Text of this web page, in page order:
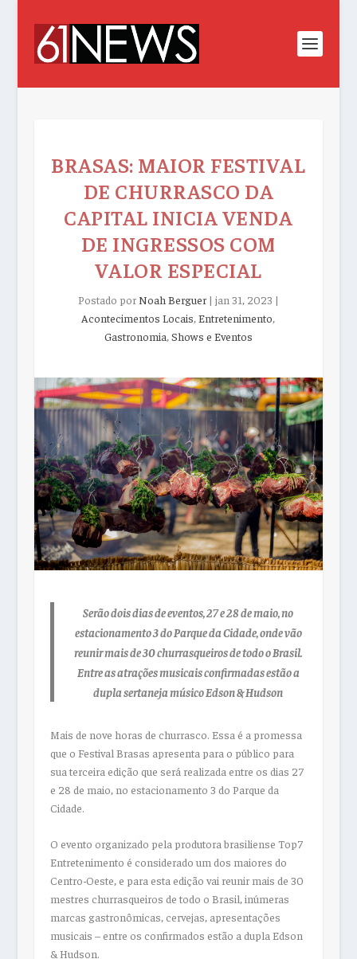
BRASAS: MAIOR FESTIVAL
DE CHURRASCO DA
CAPITAL INICIA VENDA
DE INGRESSOS COM
VALOR ESPECIAL
Postado por Noah Berguer| jan 31, 2023 |
Acontecimentos Locais,Entretenimento,
Gastronomia,Shows e Eventos
Serão dois dias de eventos, 27 e 28 de maio, no
estacionamento 3 do Parque da Cidade, onde vão
reunir mais de 30 churrasqueiros de todo o Brasil.
Entre as atrações musicais confirmadas estão a
dupla sertaneja músico Edson & Hudson
Mais de nove horas de churrasco. Essa é a promessa
que o Festival Brasas apresenta para o público para
sua terceira edição que será realizada entre os dias 27
e 28 de maio, no estacionamento 3 do Parque da
Cidade.
O evento organizado pela produtora brasiliense Top7
Entretenimento é considerado um dos maiores do
Centro-Oeste, e para esta edição vai reunir mais de 30
mestres churrasqueiros de todo o Brasil, inúmeras
marcas gastronômicas, cervejas, apresentações
musicais – entre os confirmados estão a dupla Edson
& Hudson.